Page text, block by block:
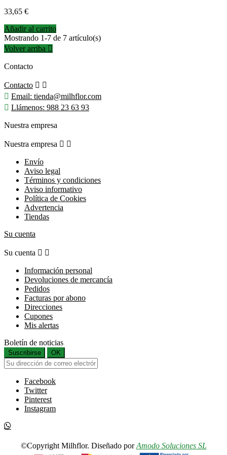
Precio
33,65 €
Añadir al carrito
Mostrando 1-7 de 7 artículo(s)
Volver arriba 
Contacto
Contacto  
 Email: tienda@milhflor.com
 Llámenos: 988 23 63 93
Nuestra empresa
Nuestra empresa  
Envío
Aviso legal
Términos y condiciones
Aviso informativo
Política de Cookies
Advertencia
Tiendas
Su cuenta
Su cuenta  
Información personal
Devoluciones de mercancía
Pedidos
Facturas por abono
Direcciones
Cupones
Mis alertas
Boletín de noticias
Suscribirse OK
Facebook
Twitter
Pinterest
Instagram
©Copyright Milhflor. Diseñado porAmodo Soluciones SL